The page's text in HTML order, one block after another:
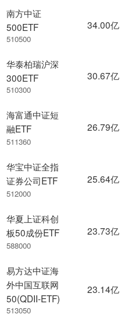
南方中证
500ETF
510500
华泰柏瑞沪深
300ETF
510300
海富通中证短
融ETF
511360
华宝中证全指
证券公司ETF
512000
华夏上证科创
板50成份ETF
588000
易方达中证海
外中国互联网
50(QDII-ETF)
513050
34.00亿
30.67亿
26.79亿
25.64亿
23.73亿
23.14亿